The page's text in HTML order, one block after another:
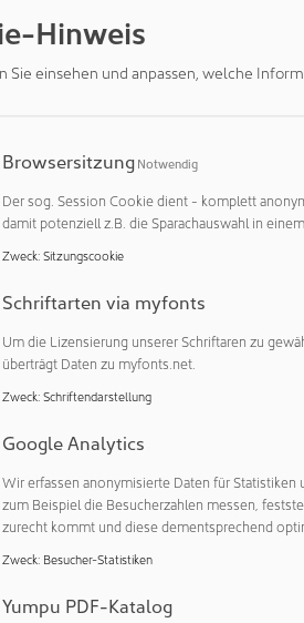
geschlagen.
stehen auch in
an erster Stelle. Dabei setzt der
Maßstäbe. „Das neue
die Deutsche Gesellschaft für
die erste Reinraumwäscherei in
berichtet Ulrich Schmidt,
Dampferzeugung unter anderem
Dieser Dampf wird in der
für ergonomische Arbeitsabläufe
in die neuen Betriebsflächen.
außer der Reinraumwäscherei
ein Pausenraum mit Terrasse
für drei Länder
gewinnt der Mewa-
im deutschsprachigen Raum mit
in sensiblen Bereichen wie
Sie schützt Produkte und Geräte
Hinweis
Sie einsehen und anpassen, welche
Browsersitzung Notwendig
Der sog. Session Cookie dient - komplett
damit potenziell z.B. die Sparachauswahl in
Zweck: Sitzungscookie
Schriftarten via myfonts
Um die Lizensierung unserer Schriftaren zu
überträgt Daten zu myfonts.net.
Zweck: Schriftendarstellung
Google Analytics
Wir erfassen anonymisierte Daten für
zum Beispiel die Besucherzahlen messen,
zurecht kommt und diese dementsprechend
Zweck: Besucher-Statistiken
Yumpu PDF-Katalog